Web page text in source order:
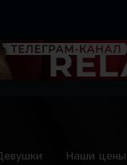
Наши цены